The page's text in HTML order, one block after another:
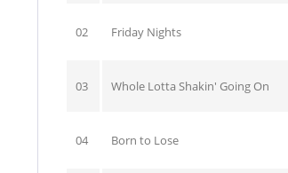
02 Friday Nights
03 Whole Lotta Shakin' Going On
04 Born to Lose